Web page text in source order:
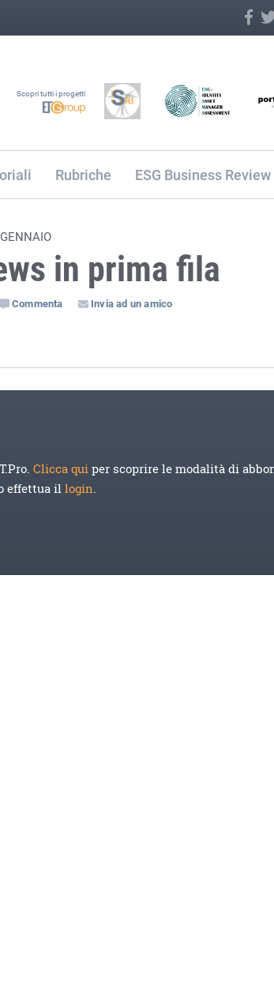
Scopri tutti i progetti
Rubriche ESG Business Review
in prima fila
Commenta Invia ad un amico
Clicca quiper scoprire le modalità di
effettua illogin.